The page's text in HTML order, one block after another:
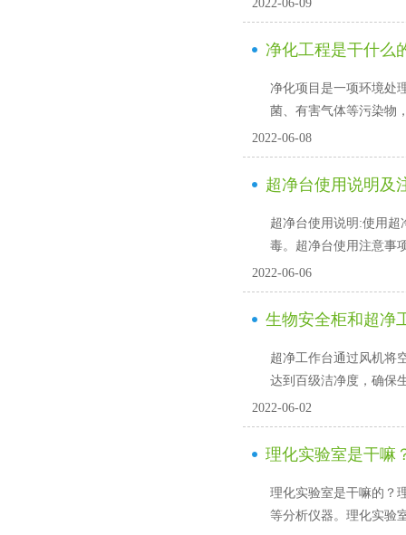
2022-06-09
净化工程是干什么的
净化项目是一项环境处理工程
菌、有害气体等污染物
2022-06-08
超净台使用说明及
超净台使用说明:使用超净
毒。超净台使用注意事
2022-06-06
生物安全柜和超净
超净工作台通过风机将空
达到百级洁净度，确
2022-06-02
理化实验室是干嘛
理化实验室是干嘛的？理
等分析仪器。理化实验室的